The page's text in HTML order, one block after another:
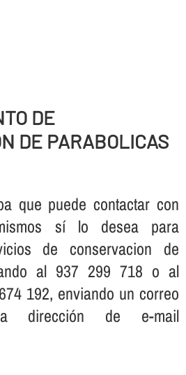
DE
DE PARABOLICAS
que puede contactar con
sí­ lo desea para
de conservacion de
al 937 299 718 o al
192, enviando un correo
dirección de e-mail